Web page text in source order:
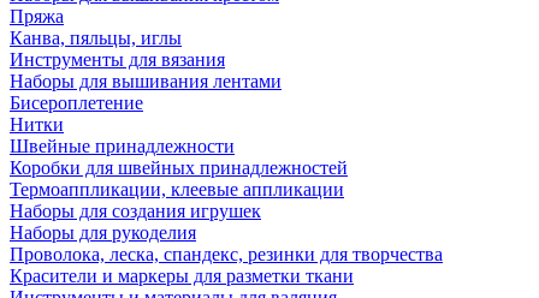
Пряжа
Канва, пяльцы, иглы
Инструменты для вязания
Наборы для вышивания лентами
Бисероплетение
Нитки
Швейные принадлежности
Коробки для швейных принадлежностей
Термоаппликации, клеевые аппликации
Наборы для создания игрушек
Наборы для рукоделия
Проволока, леска, спандекс, резинки для творчества
Красители и маркеры для разметки ткани